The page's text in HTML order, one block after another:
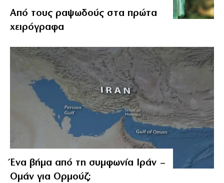
Από τους ραψωδούς στα πρώτα
χειρόγραφα
Ένα βήμα από τη συμφωνία Ιράν –
Ομάν για Ορμούζ;